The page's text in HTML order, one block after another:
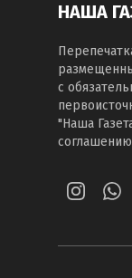
НАША
с
"Наша